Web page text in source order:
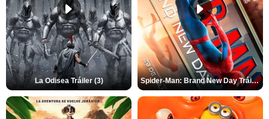
La Odisea Tráiler (3) Spider-Man: Brand New Day Tráiler (3)